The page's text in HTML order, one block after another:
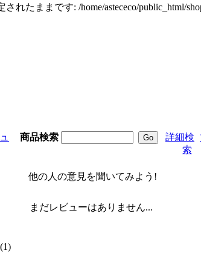
れたままです: /home/astececo/public_html/
商品検索
詳細検
索
(1)
他の人の意見を聞いてみよう!
まだレビューはありません...